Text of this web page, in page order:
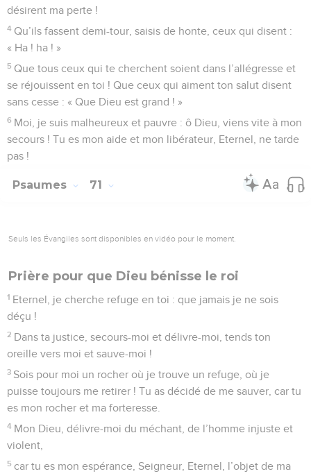
désirent ma perte !
4 Qu’ils fassent demi-tour, saisis de honte, ceux qui disent :
« Ha ! ha ! »
5 Que tous ceux qui te cherchent soient dans l’allégresse et
se réjouissent en toi ! Que ceux qui aiment ton salut disent
sans cesse : « Que Dieu est grand ! »
6 Moi, je suis malheureux et pauvre : ô Dieu, viens vite à mon
secours ! Tu es mon aide et mon libérateur, Eternel, ne tarde
pas !
Psaumes 71
Seuls les Évangiles sont disponibles en vidéo pour le moment.
Prière pour que Dieu bénisse le roi
1 Eternel, je cherche refuge en toi : que jamais je ne sois
déçu !
2 Dans ta justice, secours-moi et délivre-moi, tends ton
oreille vers moi et sauve-moi !
3 Sois pour moi un rocher où je trouve un refuge, où je
puisse toujours me retirer ! Tu as décidé de me sauver, car tu
es mon rocher et ma forteresse.
4 Mon Dieu, délivre-moi du méchant, de l’homme injuste et
violent,
5 car tu es mon espérance, Seigneur, Eternel, l’objet de ma